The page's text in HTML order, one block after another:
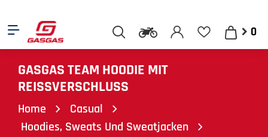
0
GASGAS TEAM HOODIE MIT
REISSVERSCHLUSS
Home
Casual
Hoodies, Sweats Und Sweatjacken